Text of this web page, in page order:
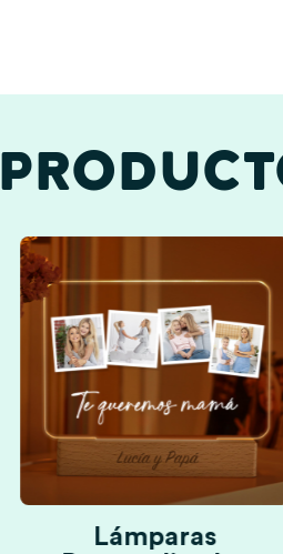
Lámparas